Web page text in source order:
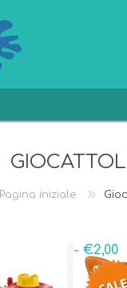
Pagina iniziale
- €2,00